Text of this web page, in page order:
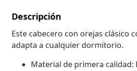
Descripción
Este cabecero con orejas clásico
adapta a cualquier dormitorio.
Material de primera calidad: